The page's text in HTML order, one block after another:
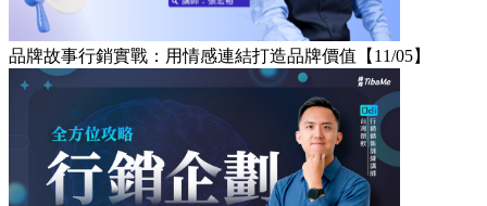
品牌故事行銷實戰：用情感連結打造品牌價值【11/05】